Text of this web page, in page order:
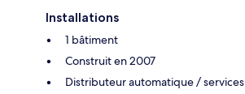
Installations
1 bâtiment
Construit en 2007
Distributeur automatique /